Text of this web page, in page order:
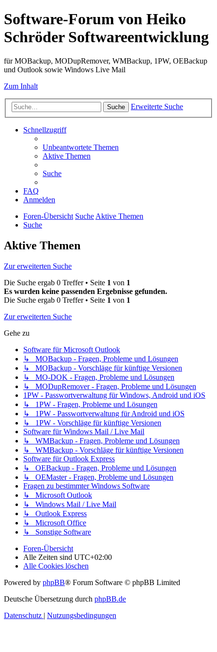
Software-Forum von Heiko
Schröder Softwareentwicklung
für MOBackup, MODupRemover, WMBackup, 1PW, OEBackup
und Outlook sowie Windows Live Mail
Zum Inhalt
Suche Erweiterte Suche
Schnellzugriff
Unbeantwortete Themen
Aktive Themen
Suche
FAQ
Anmelden
Foren-Übersicht SucheAktive Themen
Suche
Aktive Themen
Zur erweiterten Suche
Die Suche ergab 0 Treffer • Seite 1 von 1
Es wurden keine passenden Ergebnisse gefunden.
Die Suche ergab 0 Treffer • Seite 1 von 1
Zur erweiterten Suche
Gehe zu
Software für Microsoft Outlook
↳ MOBackup - Fragen, Probleme und Lösungen
↳ MOBackup - Vorschläge für künftige Versionen
↳ MO-DOK - Fragen, Probleme und Lösungen
↳ MODupRemover - Fragen, Probleme und Lösungen
1PW - Passwortverwaltung für Windows, Android und iOS
↳ 1PW - Fragen, Probleme und Lösungen
↳ 1PW - Passwortverwaltung für Android und iOS
↳ 1PW - Vorschläge für künftige Versionen
Software für Windows Mail / Live Mail
↳ WMBackup - Fragen, Probleme und Lösungen
↳ WMBackup - Vorschläge für künftige Versionen
Software für Outlook Express
↳ OEBackup - Fragen, Probleme und Lösungen
↳ OEMaster - Fragen, Probleme und Lösungen
Fragen zu bestimmter Windows Software
↳ Microsoft Outlook
↳ Windows Mail / Live Mail
↳ Outlook Express
↳ Microsoft Office
↳ Sonstige Software
Foren-Übersicht
Alle Zeiten sind UTC+02:00
Alle Cookies löschen
Powered by phpBB® Forum Software © phpBB Limited
Deutsche Übersetzung durch phpBB.de
Datenschutz | Nutzungsbedingungen